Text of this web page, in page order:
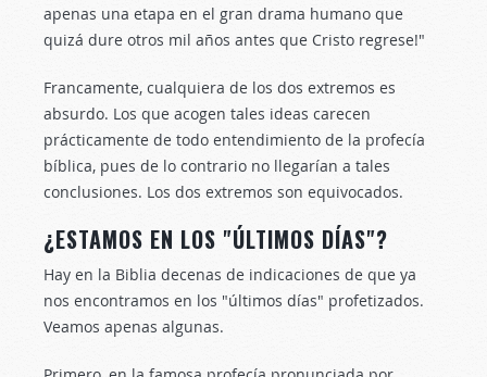
apenas una etapa en el gran drama humano que
quizá dure otros mil años antes que Cristo regrese!"
Francamente, cualquiera de los dos extremos es
absurdo. Los que acogen tales ideas carecen
prácticamente de todo entendimiento de la profecía
bíblica, pues de lo contrario no llegarían a tales
conclusiones. Los dos extremos son equivocados.
¿ESTAMOS EN LOS "ÚLTIMOS DÍAS"?
Hay en la Biblia decenas de indicaciones de que ya
nos encontramos en los "últimos días" profetizados.
Veamos apenas algunas.